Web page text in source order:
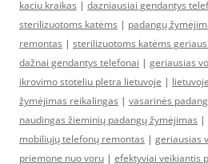
kaciu kraikas | dazniausiai gendantys
sterilizuotoms katėms | padangų
remontas | sterilizuotoms katėms
dažnai gendantys telefonai | geriausias
ikrovimo stoteliu pletra lietuvoje |
žymėjimas reikalingas | vasarinės
naudingas žieminių padangų žymėjimas |
mobiliųjų telefonų remontas | geriausias
priemone nuo voru | efektyviai veikiantis